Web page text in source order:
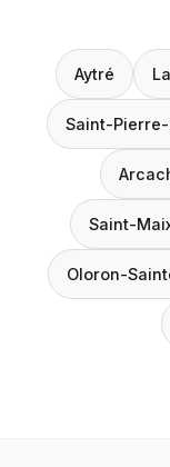
Aytré
Saint-
Saint-
Oloron-